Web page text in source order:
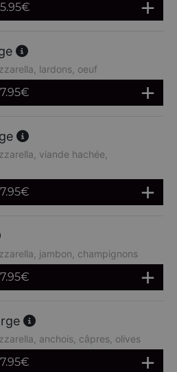
€
lardons, oeuf
€
viande hachée,
€
jambon, champignons
€
anchois, câpres, olives
€